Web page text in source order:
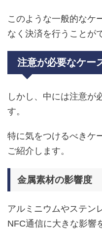
このような一般的なケ
なく決済を行うことが
注意が必要なケー
しかし、中には注意が
す。
特に気をつけるべきケ
ご紹介します。
金属素材の影響度
アルミニウムやステン
NFC通信に大きな影響